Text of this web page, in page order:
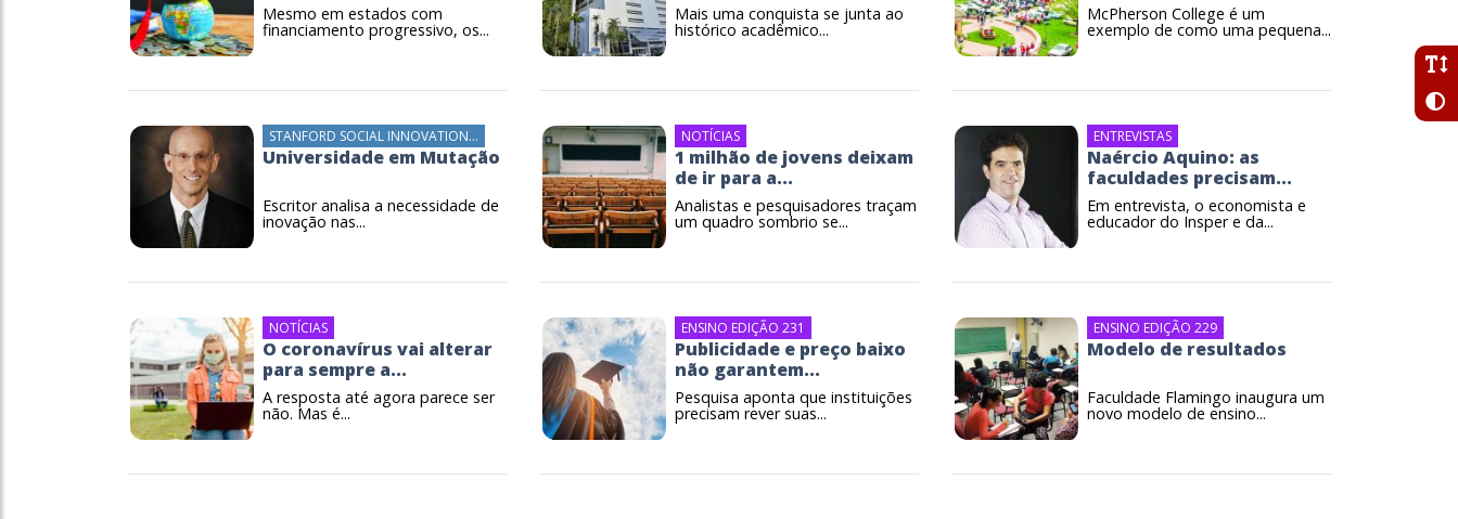
Mesmo em estados com
financiamento progressivo, os...
Mais uma conquista se junta ao
histórico acadêmico...
McPherson College é um
exemplo de como uma pequena...
STANFORD SOCIAL INNOVATION...
Universidade em Mutação
Escritor analisa a necessidade de
inovação nas...
NOTÍCIAS
1 milhão de jovens deixam
de ir para a...
Analistas e pesquisadores traçam
um quadro sombrio se...
ENTREVISTAS
Naércio Aquino: as
faculdades precisam...
Em entrevista, o economista e
educador do Insper e da...
NOTÍCIAS
O coronavírus vai alterar
para sempre a...
A resposta até agora parece ser
não. Mas é...
ENSINO EDIÇÃO 231
Publicidade e preço baixo
não garantem...
Pesquisa aponta que instituições
precisam rever suas...
ENSINO EDIÇÃO 229
Modelo de resultados
Faculdade Flamingo inaugura um
novo modelo de ensino...